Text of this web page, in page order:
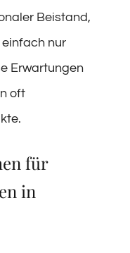
Beistand,
nur
Erwartungen
oft
für
in